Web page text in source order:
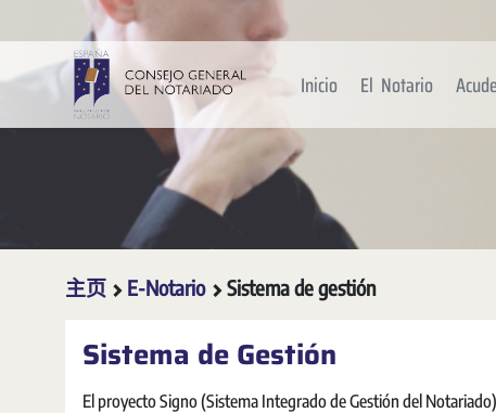
跳转到主内容
Inicio El Notario
主页 E-Notario Sistema de gestión
Sistema de Gestión
El proyecto Signo (Sistema Integrado de Gestión del